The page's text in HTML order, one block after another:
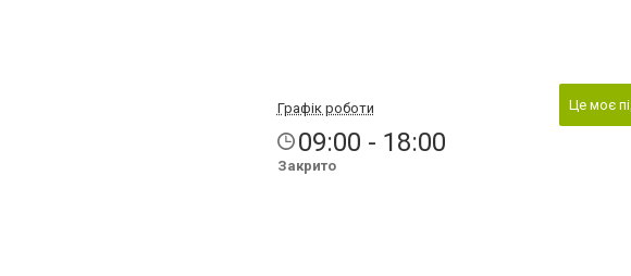
Графік роботи
09:00 - 18:00
Закрито
Це моє